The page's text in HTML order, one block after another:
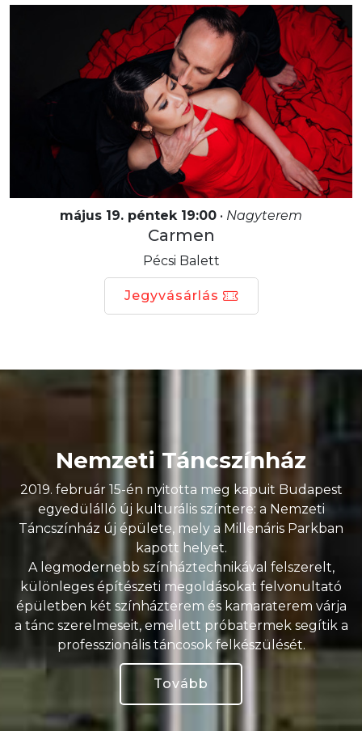
május 19. péntek 19:00 • Nagyterem
Carmen
Pécsi Balett
Jegyvásárlás
Nemzeti Táncszínház
2019. február 15-én nyitotta meg kapuit Budapest
egyedülálló új kulturális színtere: a Nemzeti
Táncszínház új épülete, mely a Millenáris Parkban
kapott helyet.
A legmodernebb színháztechnikával felszerelt,
különleges építészeti megoldásokat felvonultató
épületben két színházterem és kamaraterem várja
a tánc szerelmeseit, emellett próbatermek segítik a
professzionális táncosok felkészülését.
Tovább